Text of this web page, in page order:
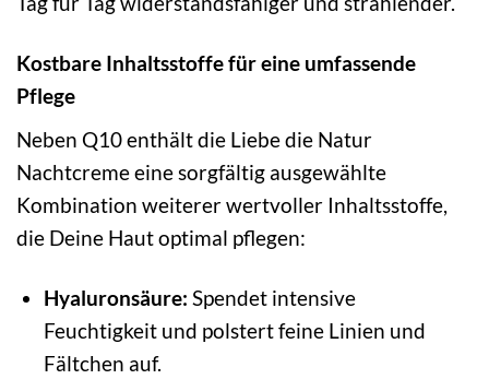
Kostbare Inhaltsstoffe für eine umfassende
Pflege
Neben Q10 enthält die Liebe die Natur
Nachtcreme eine sorgfältig ausgewählte
Kombination weiterer wertvoller Inhaltsstoffe,
die Deine Haut optimal pflegen:
Hyaluronsäure: Spendet intensive
Feuchtigkeit und polstert feine Linien und
Fältchen auf.